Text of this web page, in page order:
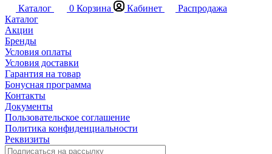
Каталог
0 Корзина Кабинет
Распродажа
Каталог
Акции
Бренды
Условия оплаты
Условия доставки
Гарантия на товар
Бонусная программа
Контакты
Документы
Пользовательское соглашение
Политика конфиденциальности
Реквизиты